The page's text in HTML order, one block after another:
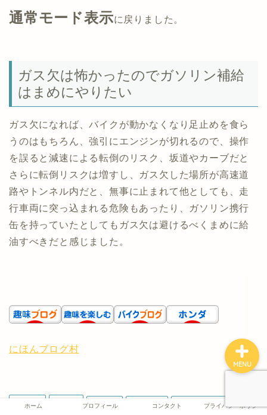
通常モード表示に戻りました。
ガス欠は怖かったのでガソリン補給
はまめにやりたい
ガス欠になれば、バイクが動かなくなり足止めを食ら
うのはもちろん、強引にエンジンが切れるので、操作
を誤ると減速による転倒のリスク、坂道やカーブだと
さらに転倒リスクは増すし、ガス欠した場所が高速道
路やトンネル内だと、無事に止まれて他としても、走
行車両に突っ込まれる危険もあったり、ガソリン携行
缶を持っていたとしてもガス欠は避けるべくまめに給
油すべきだと感じました。
にほんブログ村
CL250 ガス欠 ガソリン ガソリンスタンド
ホーム プロフィール コンタクト プライバシーポリシー
MENU
ホーム
プロフィール